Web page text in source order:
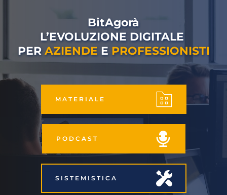
BitAgorà
L’EVOLUZIONE DIGITALE
PER AZIENDE E PROFESSIONISTI
MATERIALE
PODCAST
SISTEMISTICA